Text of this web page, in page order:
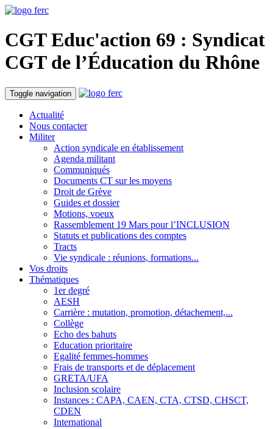
CGT Educ'action 69 : Syndicat
CGT de l’Éducation du Rhône
Toggle navigation
Actualité
Nous contacter
Militer
Action syndicale en établissement
Agenda militant
Communiqués
Documents CT sur les moyens
Droit de Grève
Guides et dossier
Motions, voeux
Rassemblement 19 Mars pour l’INCLUSION
Statuts et publications des comptes
Tracts
Vie syndicale : réunions, formations...
Vos droits
Thématiques
1er degré
AESH
Carrière : mutation, promotion, détachement,...
Collège
Echo des bahuts
Education prioritaire
Egalité femmes-hommes
Frais de transports et de déplacement
GRETA/UFA
Inclusion scolaire
Instances : CAPA, CAEN, CTA, CTSD, CHSCT,
CDEN
International